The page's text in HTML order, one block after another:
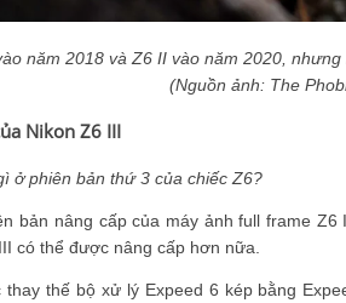
năm 2018 và Z6 II vào năm 2020,
(Nguồn ảnh: The
Nikon Z6 III
ở phiên bản thứ 3 của chiếc Z6?
bản nâng cấp của máy ảnh full frame
có thể được nâng cấp hơn nữa.
thay thế bộ xử lý Expeed 6 kép bằng